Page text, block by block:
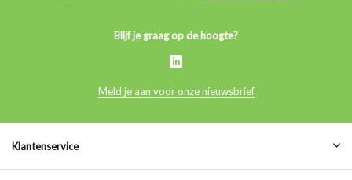
Blijf je graag op de hoogte?
Meld je aan voor onze nieuwsbrief
Klantenservice